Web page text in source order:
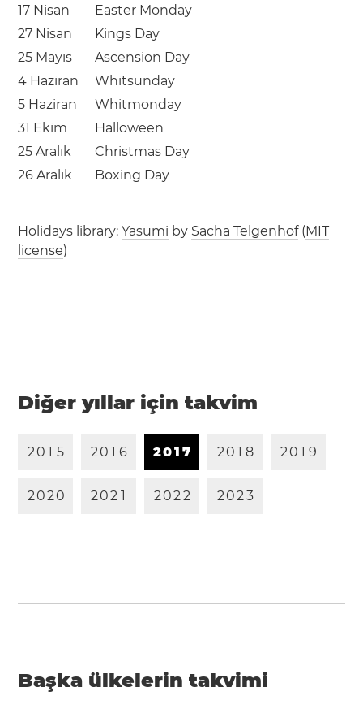
17 Nisan
Easter Monday
27 Nisan
Kings Day
25 Mayıs
Ascension Day
4 Haziran
Whitsunday
5 Haziran
Whitmonday
31 Ekim
Halloween
25 Aralık
Christmas Day
26 Aralık
Boxing Day
Holidays library:Yasumi by Sacha Telgenhof(MIT
license)
Diğer yıllar için takvim
20 1 5 20 1 6 201 7 20 1 8 20 1 9
2020 202 1 2022 2023
Başka ülkelerin takvimi